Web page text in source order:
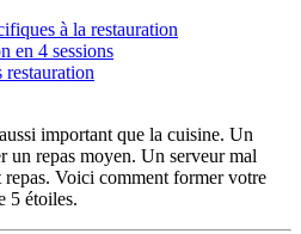
à la restauration
en 4 sessions
restauration
important que la cuisine. Un
un repas moyen. Un serveur mal
Voici comment former votre
5 étoiles.